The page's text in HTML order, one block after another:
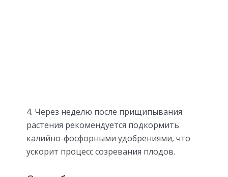
4. Через неделю после прищипывания
растения рекомендуется подкормить
калийно-фосфорными удобрениями, что
ускорит процесс созревания плодов.